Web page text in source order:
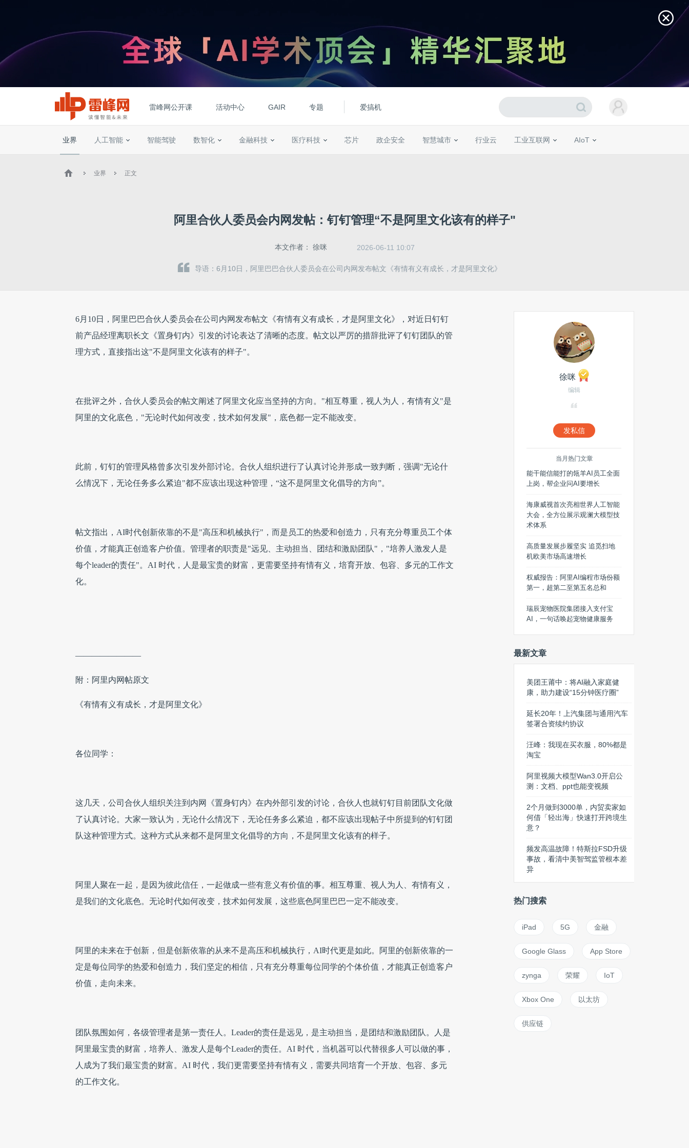
雷峰网公开课 活动中心 GAIR 专题 爱搞机
业界 人工智能 智能驾驶 数智化 金融科技 医疗科技 芯片 政企安全 智慧城市 行业云 工业互联网 AIoT
业界 正文
阿里合伙人委员会内网发帖：钉钉管理“不是阿里文化该有的样子"
本文作者： 徐咪 2026-06-11 10:07
导语：6月10日，阿里巴巴合伙人委员会在公司内网发布帖文《有情有义有成长，才是阿里文化》
6月10日，阿里巴巴合伙人委员会在公司内网发布帖文《有情有义有成长，才是阿里文化》，对近日钉钉
前产品经理离职长文《置身钉内》引发的讨论表达了清晰的态度。帖文以严厉的措辞批评了钉钉团队的管
理方式，直接指出这"不是阿里文化该有的样子"。
在批评之外，合伙人委员会的帖文阐述了阿里文化应当坚持的方向。"相互尊重，视人为人，有情有义"是
阿里的文化底色，"无论时代如何改变，技术如何发展"，底色都一定不能改变。
此前，钉钉的管理风格曾多次引发外部讨论。合伙人组织进行了认真讨论并形成一致判断，强调"无论什
么情况下，无论任务多么紧迫"都不应该出现这种管理，“这不是阿里文化倡导的方向”。
帖文指出，AI时代创新依靠的不是"高压和机械执行"，而是员工的热爱和创造力，只有充分尊重员工个体
价值，才能真正创造客户价值。管理者的职责是"远见、主动担当、团结和激励团队"，"培养人激发人是
每个leader的责任"。AI 时代，人是最宝贵的财富，更需要坚持有情有义，培育开放、包容、多元的工作文
化。
————————
附：阿里内网帖原文
《有情有义有成长，才是阿里文化》
各位同学：
这几天，公司合伙人组织关注到内网《置身钉内》在内外部引发的讨论，合伙人也就钉钉目前团队文化做
了认真讨论。大家一致认为，无论什么情况下，无论任务多么紧迫，都不应该出现帖子中所提到的钉钉团
队这种管理方式。这种方式从来都不是阿里文化倡导的方向，不是阿里文化该有的样子。
阿里人聚在一起，是因为彼此信任，一起做成一些有意义有价值的事。相互尊重、视人为人、有情有义，
是我们的文化底色。无论时代如何改变，技术如何发展，这些底色阿里巴巴一定不能改变。
阿里的未来在于创新，但是创新依靠的从来不是高压和机械执行，AI时代更是如此。阿里的创新依靠的一
定是每位同学的热爱和创造力，我们坚定的相信，只有充分尊重每位同学的个体价值，才能真正创造客户
价值，走向未来。
团队氛围如何，各级管理者是第一责任人。Leader的责任是远见，是主动担当，是团结和激励团队。人是
阿里最宝贵的财富，培养人、激发人是每个Leader的责任。AI 时代，当机器可以代替很多人可以做的事，
人成为了我们最宝贵的财富。AI 时代，我们更需要坚持有情有义，需要共同培育一个开放、包容、多元
的工作文化。
徐咪
编辑
发私信
当月热门文章
能干能信能打的瓴羊AI员工全面
上岗，帮企业问AI要增长
海康威视首次亮相世界人工智能
大会，全方位展示观澜大模型技
术体系
高质量发展步履坚实 追觅扫地
机欧美市场高速增长
权威报告：阿里AI编程市场份额
第一，超第二至第五名总和
瑞辰宠物医院集团接入支付宝
AI，一句话唤起宠物健康服务
最新文章
美团王莆中：将AI融入家庭健
康，助力建设“15分钟医疗圈”
延长20年！上汽集团与通用汽车
签署合资续约协议
汪峰：我现在买衣服，80%都是
淘宝
阿里视频大模型Wan3.0开启公
测：文档、ppt也能变视频
2个月做到3000单，内贸卖家如
何借「轻出海」快速打开跨境生
意？
频发高温故障！特斯拉FSD升级
事故，看清中美智驾监管根本差
异
热门搜索
iPad 5G 金融
Google Glass App Store
zynga 荣耀 IoT
Xbox One 以太坊
供应链